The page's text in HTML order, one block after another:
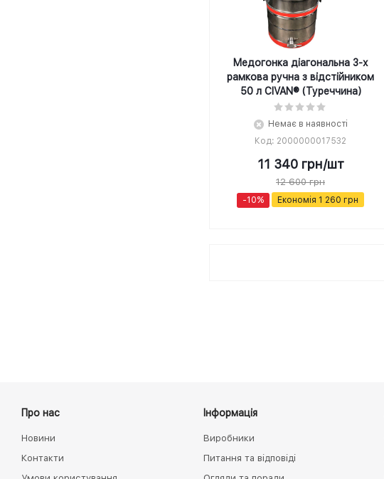
Медогонка діагональна 3-х
рамкова ручна з відстійником
50 л CIVAN® (Туреччина)
Немає в наявності
Код: 2000000017532
11 340грн/шт
12 600грн
-10% Економія 1 260 грн
Про нас
Новини
Контакти
Інформація
Виробники
Питання та відповіді